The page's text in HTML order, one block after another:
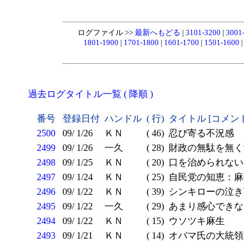
ログファイル >> 最新へもどる | 3101-3200 |
1801-1900 | 1701-1800 | 1601-1700 | 1501-1600 |
過去ログタイトル一覧 ( 降順 )
番号 登録日付 ハンドル ( 行) タイトル [コメン
2500
09/ 1/26 ＫＮ ( 46) 忍び寄る不況感
2499
09/ 1/26 一久 ( 28) 財政の無駄を無
2498
09/ 1/25 ＫＮ ( 20) 口を治められな
2497
09/ 1/24 ＫＮ ( 25) 自民党の知恵：
2496
09/ 1/22 ＫＮ ( 39) シンキローの泣
2495
09/ 1/22 一久 ( 29) あまり感心でき
2494
09/ 1/22 ＫＮ ( 15) ウソツキ麻生
2493
09/ 1/21 ＫＮ ( 14) オバマ氏の大統